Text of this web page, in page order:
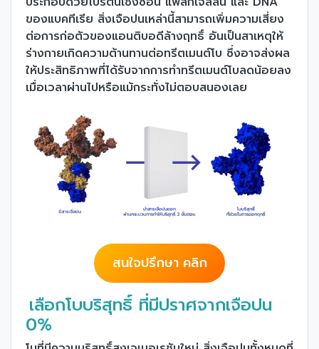
ของแบคทีเรีย สิ่งเจือปนเหล่านี้สามารถเพิ่มความเสี่ยง
ต่อการก่อตัวของแอนติบอดีล้างฤทธิ์ อันเป็นสาเหตุให้
ร่างกายเกิดความต้านทานต่อทรีตเมนต์โบ ซึ่งอาจส่งผล
ให้ประสิทธิภาพที่ได้รับจากการทำทรีตเมนต์โบลดน้อยลง
เมื่อเวลาผ่านไปหรือแม้กระทั่งไม่ตอบสนองเลย
สนใจปรึกษา คลิก
เลือกโบบริสุทธิ์ ที่มีปราศจากเจือปน
0%